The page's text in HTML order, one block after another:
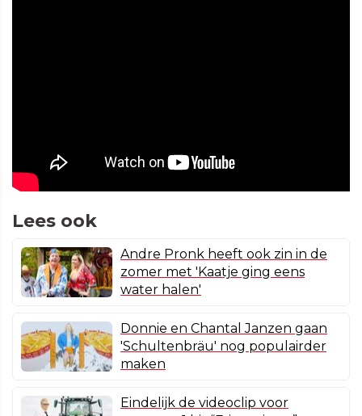
Lees ook
Andre Pronk heeft ook zin in de
zomer met 'Kaatje ging eens
water halen'
Donnie en Chantal Janzen gaan
'Schultenbräu' nog populairder
maken
Eindelijk de videoclip voor